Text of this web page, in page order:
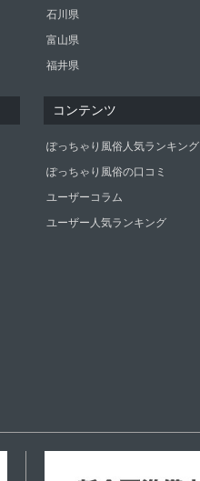
石川県
富山県
福井県
コンテンツ
ぽっちゃり風俗人気ランキング
ぽっちゃり風俗の口コミ
ユーザーコラム
ユーザー人気ランキング